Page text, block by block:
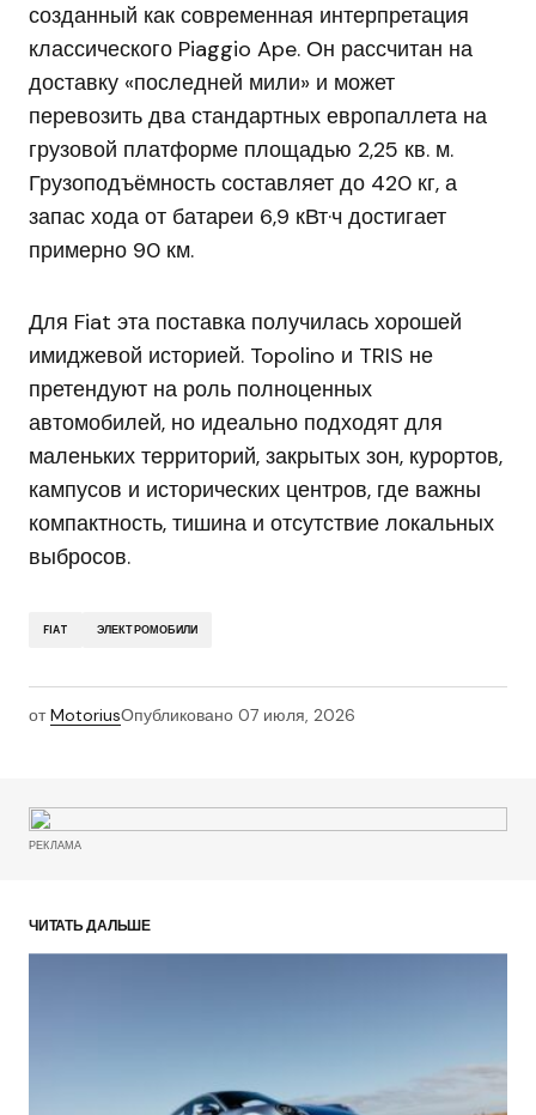
созданный как современная интерпретация
классического Piaggio Ape. Он рассчитан на
доставку «последней мили» и может
перевозить два стандартных европаллета на
грузовой платформе площадью 2,25 кв. м.
Грузоподъёмность составляет до 420 кг, а
запас хода от батареи 6,9 кВт·ч достигает
примерно 90 км.
Для Fiat эта поставка получилась хорошей
имиджевой историей. Topolino и TRIS не
претендуют на роль полноценных
автомобилей, но идеально подходят для
маленьких территорий, закрытых зон, курортов,
кампусов и исторических центров, где важны
компактность, тишина и отсутствие локальных
выбросов.
FIAT ЭЛЕКТРОМОБИЛИ
от MotoriusОпубликовано 07 июля, 2026
РЕКЛАМА
ЧИТАТЬ ДАЛЬШЕ